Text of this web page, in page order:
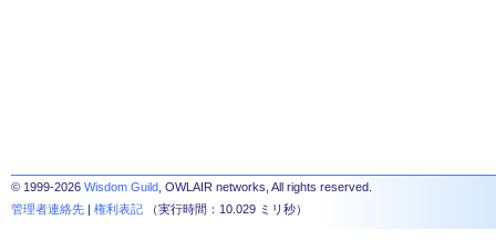
© 1999-2026 Wisdom Guild , OWLAIR networks, All rights reserved.
管理者連絡先 | 権利表記 （実行時間：10.029 ミリ秒）